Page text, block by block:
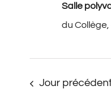
Salle
du
Jour